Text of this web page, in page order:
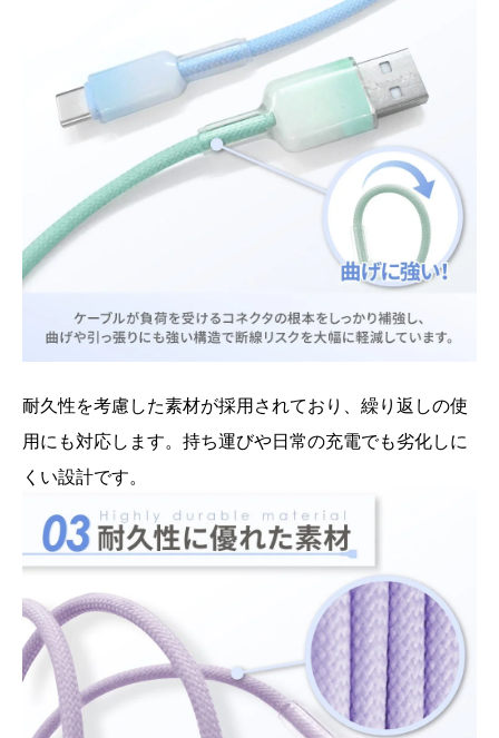
耐久性を考慮した素材が採用されており、繰り返しの使
用にも対応します。持ち運びや日常の充電でも劣化しに
くい設計です。